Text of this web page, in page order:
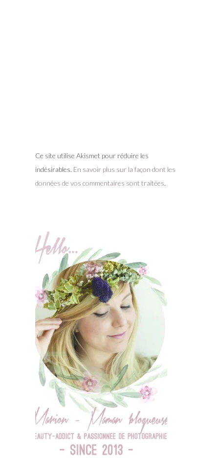
Ce site utilise Akismet pour réduire les
indésirables. En savoir plus sur la façon dont les
données de vos commentaires sont traitées.